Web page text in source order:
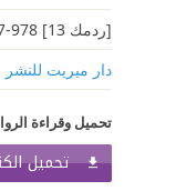
[ردمك 13] 978-977-351-908-7
دار ميريت للنشر
تحميل وقراءة
تحميل